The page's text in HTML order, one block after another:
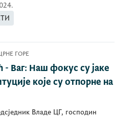
ГОРЕ
- Ваг: Наш фокус су јаке
које су отпорне на
Владе ЦГ, господин